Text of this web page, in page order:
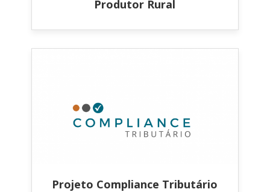
Produtor Rural
Projeto Compliance Tributário